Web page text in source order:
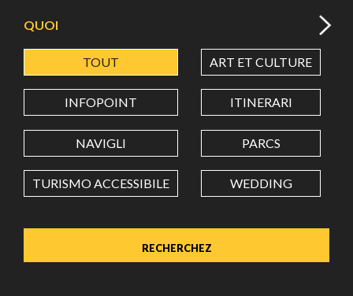
LATITUDE
LONGITUDE
Value in decimal degrees. Use dot (.) as decimal separator.
QUOI
TOUT ART ET CULTURE
INFOPOINT ITINERARI
NAVIGLI PARCS
TURISMO ACCESSIBILE WEDDING